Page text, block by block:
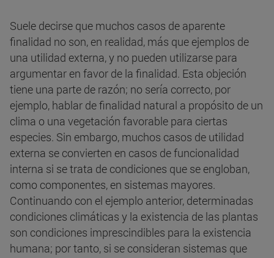
Suele decirse que muchos casos de aparente
finalidad no son, en realidad, más que ejemplos de
una utilidad externa, y no pueden utilizarse para
argumentar en favor de la finalidad. Esta objeción
tiene una parte de razón; no sería correcto, por
ejemplo, hablar de finalidad natural a propósito de un
clima o una vegetación favorable para ciertas
especies. Sin embargo, muchos casos de utilidad
externa se convierten en casos de funcionalidad
interna si se trata de condiciones que se engloban,
como componentes, en sistemas mayores.
Continuando con el ejemplo anterior, determinadas
condiciones climáticas y la existencia de las plantas
son condiciones imprescindibles para la existencia
humana; por tanto, si se consideran sistemas que